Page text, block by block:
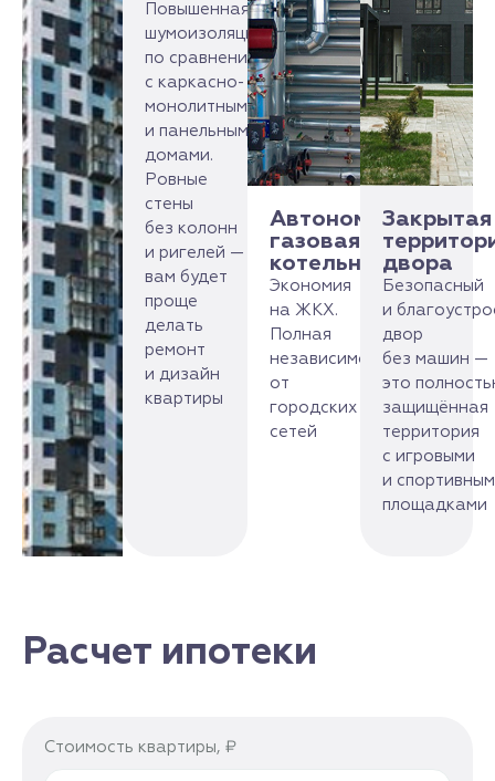
Повышенная
шумоизоляция
по сравнению
с каркасно-
монолитными
и панельными
домами.
Ровные
стены
без колонн
и ригелей —
вам будет
проще
делать
ремонт
и дизайн
квартиры
Автономная
газовая
котельная
Экономия
на ЖКХ.
Полная
независимость
от
городских
сетей
Закрытая
двора
Безопасный
и
двор
без машин —
это
защищённая
территория
с игровыми
и
площадками
Расчет ипотеки
Стоимость квартиры, ₽